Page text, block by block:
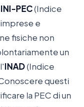
INI-PEC(Indice
e
fisiche non
un
INAD(Indice
questi
la PEC di un